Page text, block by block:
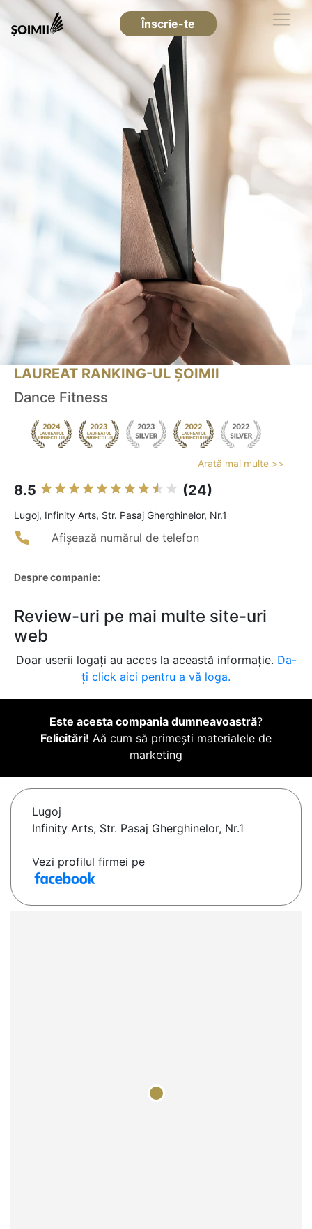
Înscrie-te
LAUREAT RANKING-UL ȘOIMII
Dance Fitness
Arată mai multe >>
8.5 (24)
Lugoj, Infinity Arts, Str. Pasaj Gherghinelor, Nr.1
Afișează numărul de telefon
Despre companie:
Review-uri pe mai multe site-uri
web
Doar userii logați au acces la această informație. Da-
ți click aici pentru a vă loga.
Este acesta compania dumneavoastră?
Felicitări! Aă cum să primești materialele de
marketing
Lugoj
Infinity Arts, Str. Pasaj Gherghinelor, Nr.1
Vezi profilul firmei pe